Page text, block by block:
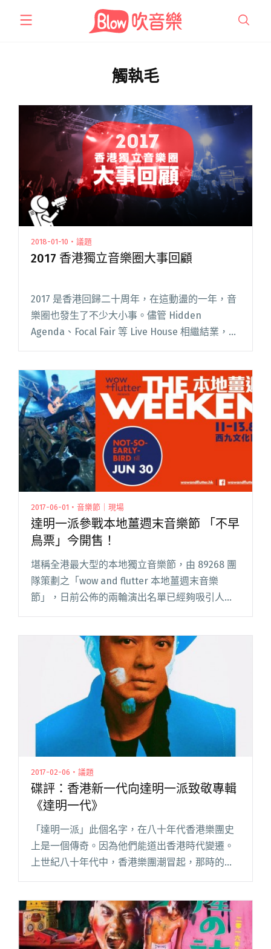
觸執毛
2018-01-10・議題
2017 香港獨立音樂圈大事回顧
2017 是香港回歸二十周年，在這動盪的一年，音
樂圈也發生了不少大小事。儘管 Hidden
Agenda、Focal Fair 等 Live House 相繼結業，獨
立樂團越來越難找到可以合理並合法演出的場
"2017 香港獨立音樂圈大事回顧"
2017-06-01・音樂節｜現場
達明一派參戰本地薑週末音樂節 「不早
鳥票」今開售！
堪稱全港最大型的本地獨立音樂節，由 89268 團
隊策劃之「wow and flutter 本地薑週末音樂
節」，日前公佈的兩輪演出名單已經夠吸引人，
不起您現閱讀全文 "達明一派參戰本地薑週末音
樂節 「不早鳥票」今開售！"
2017-02-06・議題
碟評：香港新一代向達明一派致敬專輯
《達明一代》
「達明一派」此個名字，在八十年代香港樂團史
上是一個傳奇。因為他們能道出香港時代變遷。
上世紀八十年代中，香港樂團潮冒起，那時的唱
片公司不斷發掘樂團，並簽下來推出唱片，耳熟
「Radius」等等，但「達明一閱讀全文 "碟評：
香港新一代向達明一派致敬專輯《達明一代》"